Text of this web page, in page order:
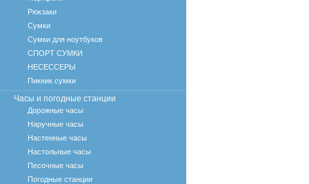
Рюкзаки
Сумки
Сумки для ноутбуков
СПОРТ СУМКИ
НЕСЕССЕРЫ
Пикник сумки
Часы и погодные станции
Дорожные часы
Наручные часы
Настенные часы
Настольные часы
Песочные часы
Погодные станции